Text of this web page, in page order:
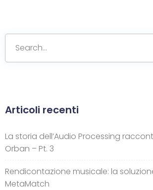
Articoli recenti
La storia dell’Audio Processing
Orban – Pt. 3
Rendicontazione musicale: la
MetaMatch